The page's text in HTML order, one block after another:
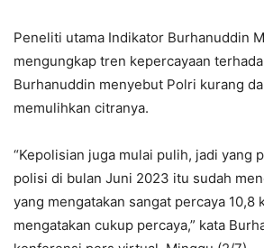
Peneliti utama Indikator Burhanuddin
mengungkap tren kepercayaan
Burhanuddin menyebut Polri kurang
memulihkan citranya.
“Kepolisian juga mulai pulih, jadi yang
polisi di bulan Juni 2023 itu sudah
yang mengatakan sangat percaya 10,8
mengatakan cukup percaya,” kata